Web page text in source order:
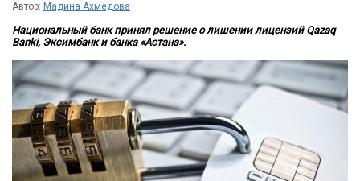
Автор: Мадина Ахмедова
Национальный банк принял решение о лишении лицензий Qazaq
Banki, Эксимбанк и банка «Астана».